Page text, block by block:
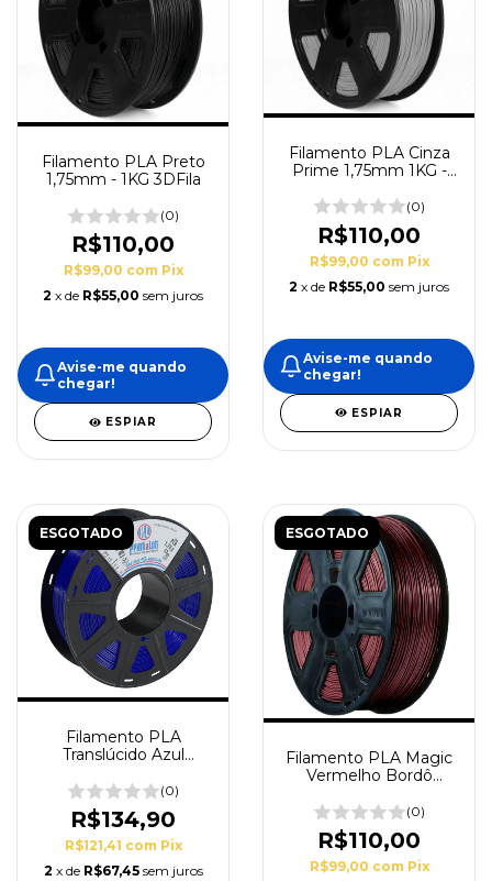
Filamento PLA Preto
1,75mm - 1KG 3DFila
(0)
R$110,00
R$99,00 com Pix
2 x de R$55,00 sem juros
Avise-me quando
chegar!
ESPIAR
Filamento PLA Cinza
Prime 1,75mm 1KG -
(0)
R$110,00
R$99,00 com Pix
2 x de R$55,00 sem juros
Avise-me quando
chegar!
ESPIAR
ESGOTADO
Filamento PLA
Translúcido Azul
(0)
R$134,90
R$121,41 com Pix
2 x de R$67,45 sem juros
ESGOTADO
Filamento PLA Magic
Vermelho Bordô
(0)
R$110,00
R$99,00 com Pix